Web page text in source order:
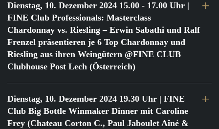
Dienstag, 10. Dezember 2024 15.00 - 17.00 Uhr |
FINE Club Professionals: Masterclass
Chardonnay vs. Riesling – Erwin Sabathi und Ralf
Frenzel präsentieren je 6 Top Chardonnay und
Riesling aus ihren Weingütern @FINE CLUB
Clubhouse Post Lech (Österreich)
Dienstag, 10. Dezember 2024 19.30 Uhr | FINE
Club Big Bottle Winmaker Dinner mit Caroline
Frey (Chateau Corton C., Paul Jaboulet Aîné &